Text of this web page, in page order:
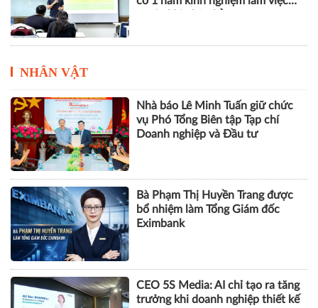
đẩy nông nghiệp thông minh và
trước khi nhận bằng
NHÂN VẬT
Nhà báo Lê Minh Tuấn giữ chức
vụ Phó Tổng Biên tập Tạp chí
Doanh nghiệp và Đầu tư
Bà Phạm Thị Huyền Trang được